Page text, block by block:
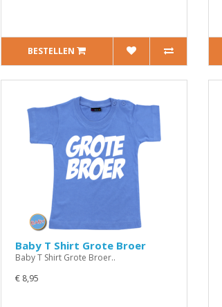
BESTELLEN
Baby T Shirt Grote Broer
Baby T Shirt Grote Broer..
€ 8,95